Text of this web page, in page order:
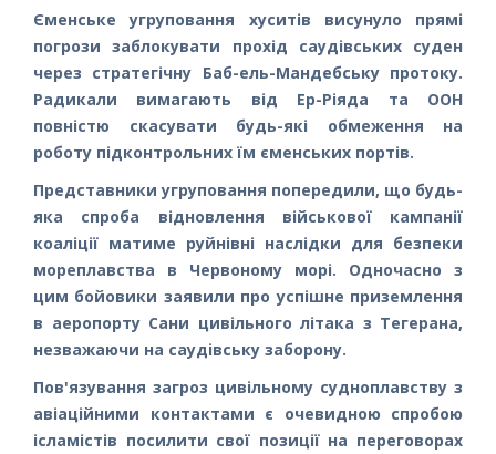
Єменське угруповання хуситів висунуло прямі
погрози заблокувати прохід саудівських суден
через стратегічну Баб-ель-Мандебську протоку.
Радикали вимагають від Ер-Ріяда та ООН
повністю скасувати будь-які обмеження на
роботу підконтрольних їм єменських портів.
Представники угруповання попередили, що будь-
яка спроба відновлення військової кампанії
коаліції матиме руйнівні наслідки для безпеки
мореплавства в Червоному морі. Одночасно з
цим бойовики заявили про успішне приземлення
в аеропорту Сани цивільного літака з Тегерана,
незважаючи на саудівську заборону.
Пов'язування загроз цивільному судноплавству з
авіаційними контактами є очевидною спробою
ісламістів посилити свої позиції на переговорах